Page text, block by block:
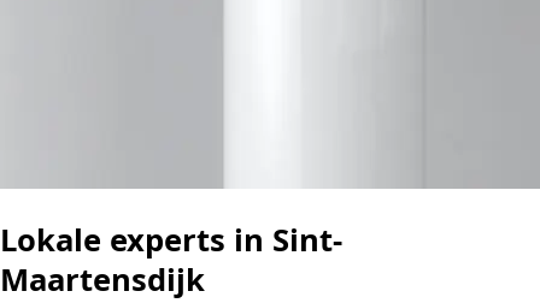
Lokale experts in Sint-
Maartensdijk